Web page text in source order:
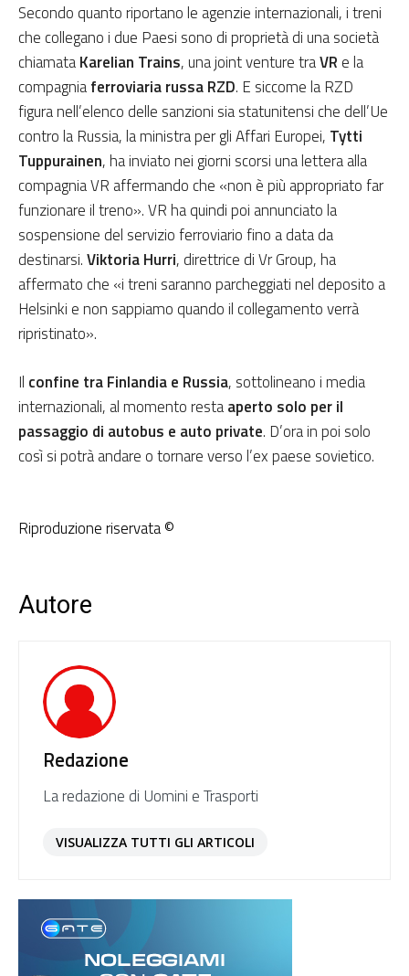
Secondo quanto riportano le agenzie internazionali, i treni
che collegano i due Paesi sono di proprietà di una società
chiamataKarelian Trains, una joint venture traVR e la
compagniaferroviaria russa RZD. E siccome la RZD
figura nell’elenco delle sanzioni sia statunitensi che dell’Ue
contro la Russia, la ministra per gli Affari Europei, Tytti
Tuppurainen, ha inviato nei giorni scorsi una lettera alla
compagnia VR affermando che «non è più appropriato far
funzionare il treno». VR ha quindi poi annunciato la
sospensione del servizio ferroviario fino a data da
destinarsi.Viktoria Hurri, direttrice di Vr Group, ha
affermato che «i treni saranno parcheggiati nel deposito a
Helsinki e non sappiamo quando il collegamento verrà
ripristinato».
Il confine tra Finlandia e Russia, sottolineano i media
internazionali, al momento restaaperto solo per il
passaggio di autobus e auto private. D’ora in poi solo
così si potrà andare o tornare verso l’ex paese sovietico.
Riproduzione riservata ©
Autore
Redazione
La redazione di Uomini e Trasporti
VISUALIZZA TUTTI GLI ARTICOLI